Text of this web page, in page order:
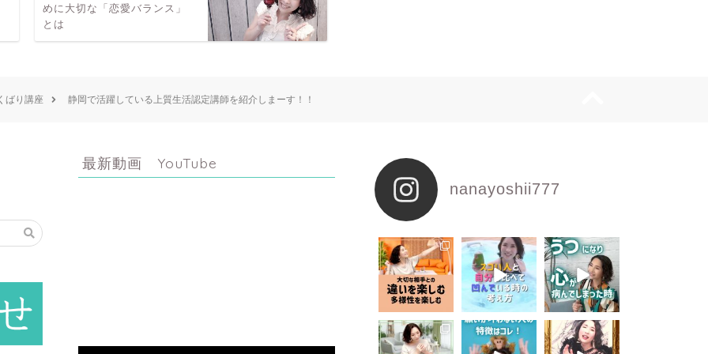
めに大切な「恋愛バランス」
とは
ばり講座 静岡で活躍している上質生活認定講師を紹介しまーす！！
最新動画 YouTube
nanayoshii777